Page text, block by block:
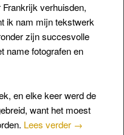
Frankrijk verhuisden,
ik nam mijn tekstwerk
zijn succesvolle
name fotografen en
en elke keer werd de
want het moest
Lees verder →